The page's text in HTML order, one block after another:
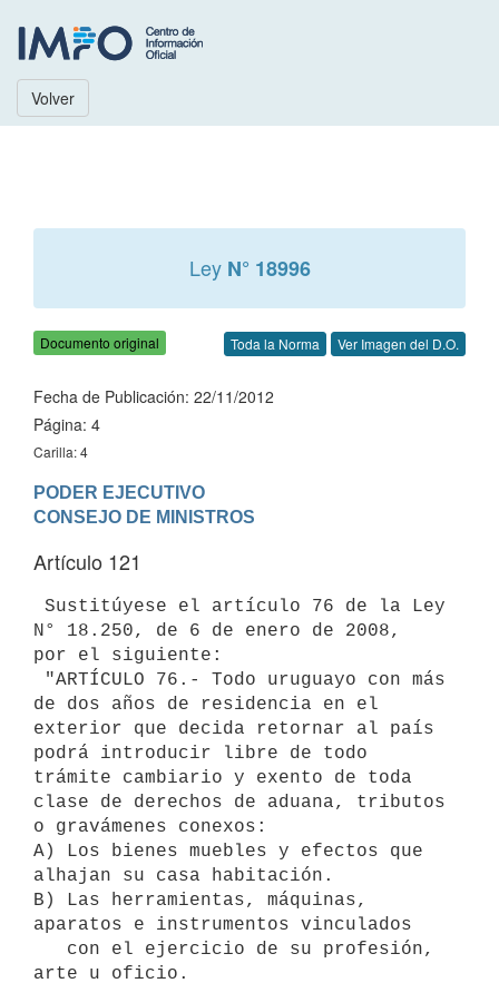
Volver
Ley N° 18996
Documento original Toda la Norma Ver Imagen del D.O.
Fecha de Publicación: 22/11/2012
Página: 4
Carilla: 4
PODER EJECUTIVO
Artículo 121
N° 18.250, de 6 de enero de 2008,
por el siguiente:
de dos años de residencia en el
exterior que decida retornar al país
podrá introducir libre de todo
trámite cambiario y exento de toda
clase de derechos de aduana, tributos
o gravámenes conexos:
A) Los bienes muebles y efectos que
alhajan su casa habitación.
B) Las herramientas, máquinas,
aparatos e instrumentos vinculados
arte u oficio.